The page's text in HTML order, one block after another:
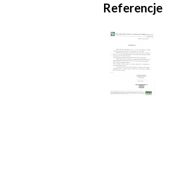
Referencje